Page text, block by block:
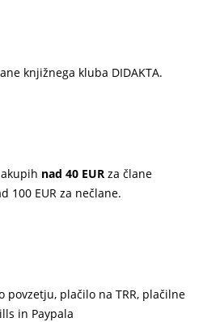
knjižnega kluba DIDAKTA.
nad 40 EUR za člane
100 EUR za nečlane.
povzetju, plačilo na TRR, plačilne
in Paypala